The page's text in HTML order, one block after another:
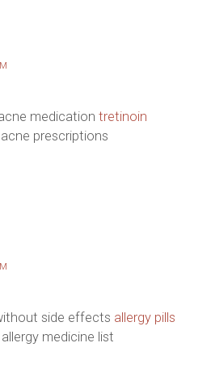
medication tretinoin
prescriptions
side effects allergy pills
medicine list